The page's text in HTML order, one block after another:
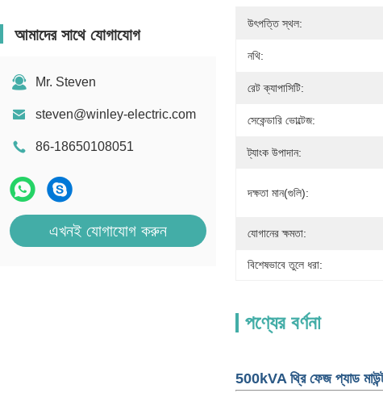
আমাদের সাথে যোগাযোগ
Mr. Steven
steven@winley-electric.com
86-18650108051
এখনই যোগাযোগ করুন
উৎপত্তি স্থল:
নথি:
রেট ক্যাপাসিটি:
সেকেন্ডারি ভোল্টেজ:
ট্যাংক উপাদান:
দক্ষতা মান(গুলি):
যোগানের ক্ষমতা:
বিশেষভাবে তুলে ধরা:
পণ্যের বর্ণনা
500kVA থ্রি ফেজ প্যাড